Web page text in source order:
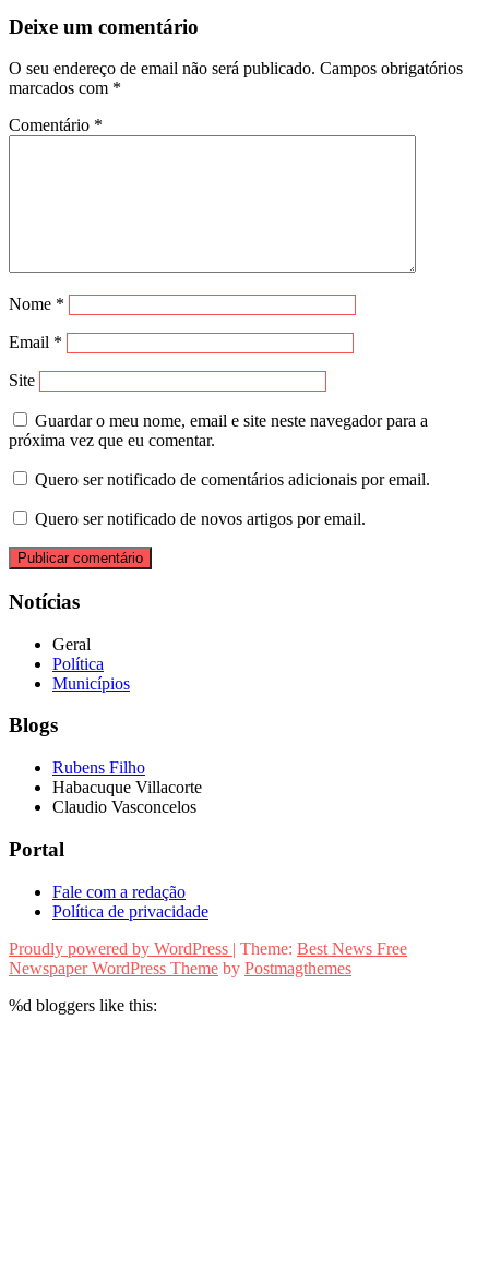
Deixe um comentário
O seu endereço de email não será publicado. Campos obrigatórios
marcados com *
Comentário *
Nome *
Email *
Site
Guardar o meu nome, email e site neste navegador para a
próxima vez que eu comentar.
Quero ser notificado de comentários adicionais por email.
Quero ser notificado de novos artigos por email.
Notícias
Geral
Política
Municípios
Blogs
Rubens Filho
Habacuque Villacorte
Claudio Vasconcelos
Portal
Fale com a redação
Política de privacidade
Proudly powered by WordPress | Theme: Best News Free
Newspaper WordPress Theme by Postmagthemes
%d bloggers like this: